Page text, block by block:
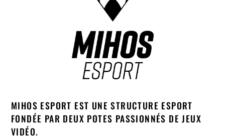
MIHOS ESPORT EST UNE STRUCTURE ESPORT
FONDÉE PAR DEUX POTES PASSIONNÉS DE JEUX
VIDÉO.